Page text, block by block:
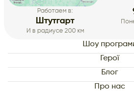
Шоу
Герої
Блог
Про нас
Работаем в:
Штутгарт
И в радиусе 200 км